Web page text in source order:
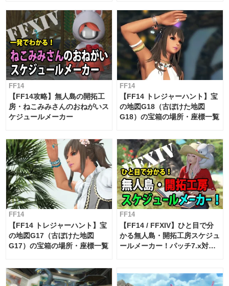
FF14
【FF14攻略】無人島の開拓工
房・ねこみみさんのおねがいス
ケジュールメーカー
FF14
【FF14 トレジャーハント】宝
の地図G18（古ぼけた地図
G18）の宝箱の場所・座標一覧
FF14
【FF14 トレジャーハント】宝
の地図G17（古ぼけた地図
G17）の宝箱の場所・座標一覧
FF14
【FF14 / FFXIV】ひと目で分
かる無人島・開拓工房スケジュ
ールメーカー！パッチ7.x対応